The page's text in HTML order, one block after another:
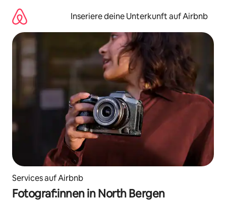
Inhalten
springen
Inseriere deine Unterkunft auf Airbnb
Services auf Airbnb
Fotograf:innen in North Bergen